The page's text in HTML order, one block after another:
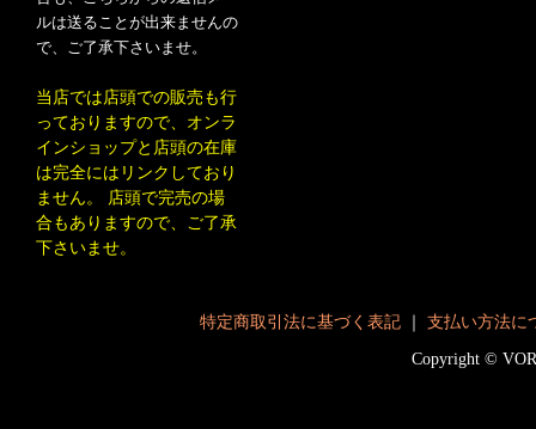
ルは送ることが出来ませんの
で、ご了承下さいませ。
当店では店頭での販売も行
っておりますので、オンラ
インショップと店頭の在庫
は完全にはリンクしており
ません。 店頭で完売の場
合もありますので、ご了承
下さいませ。
特定商取引法に基づく表記｜ 支払い方法に
Copyright ©